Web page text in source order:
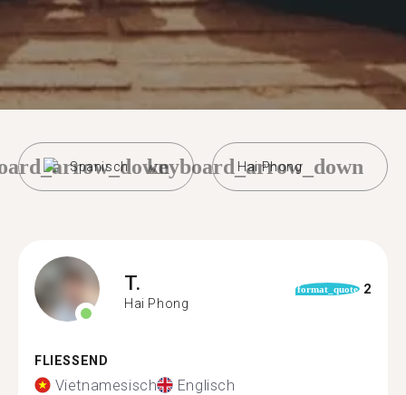
Spanisch Hai Phong
keyboard_arrow_down
T.
Hai Phong
format_quote 2
FLIESSEND
Vietnamesisch Englisch